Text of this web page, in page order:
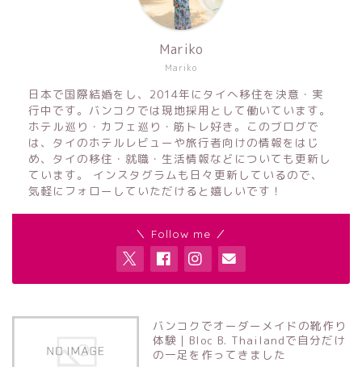
Mariko
Mariko
日本で国際結婚をし、2014年にタイへ移住を決意・実
行中です。バンコクでは現地採用として働いています。
ホテル巡り・カフェ巡り・筋トレ好き。このブログで
は、タイのホテルレビューや旅行者向けの情報をはじ
め、タイの移住・就職・生活情報などについても更新し
ています。 インスタグラムも日々更新しているので、
気軽にフォローしていただけると嬉しいです！
＼ Follow me ／
バンコクでオーダーメイドの靴作り
体験｜Bloc B. Thailandで自分だけ
の一足を作ってきました